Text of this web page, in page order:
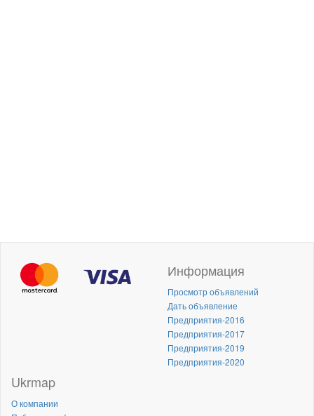
Информация
Просмотр объявлений
Дать объявление
Предприятия-2016
Предприятия-2017
Предприятия-2019
Предприятия-2020
Ukrmap
О компании